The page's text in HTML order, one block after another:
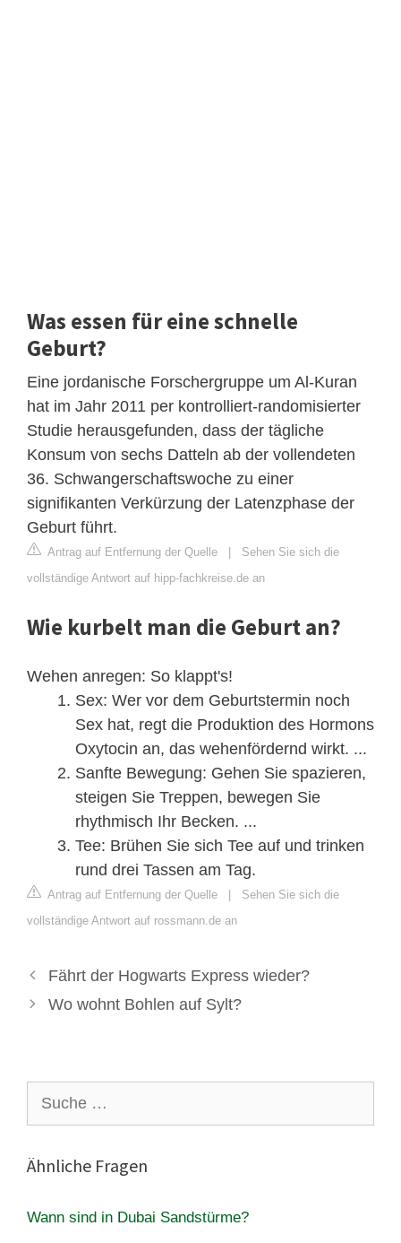
Was essen für eine schnelle
Geburt?
Eine jordanische Forschergruppe um Al-Kuran
hat im Jahr 2011 per kontrolliert-randomisierter
Studie herausgefunden, dass der tägliche
Konsum von sechs Datteln ab der vollendeten
36. Schwangerschaftswoche zu einer
signifikanten Verkürzung der Latenzphase der
Geburt führt.
Antrag auf Entfernung der Quelle | Sehen Sie sich die
vollständige Antwort auf hipp-fachkreise.de an
Wie kurbelt man die Geburt an?
Wehen anregen: So klappt's!
Sex: Wer vor dem Geburtstermin noch
Sex hat, regt die Produktion des Hormons
Oxytocin an, das wehenfördernd wirkt. ...
Sanfte Bewegung: Gehen Sie spazieren,
steigen Sie Treppen, bewegen Sie
rhythmisch Ihr Becken. ...
Tee: Brühen Sie sich Tee auf und trinken
rund drei Tassen am Tag.
Antrag auf Entfernung der Quelle | Sehen Sie sich die
vollständige Antwort auf rossmann.de an
Fährt der Hogwarts Express wieder?
Wo wohnt Bohlen auf Sylt?
nach:
Ähnliche Fragen
Wann sind in Dubai Sandstürme?